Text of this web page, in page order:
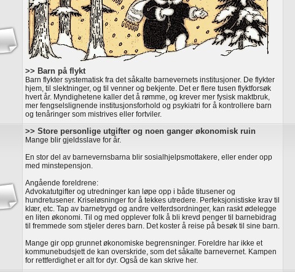
>> Barn på flykt
Barn flykter systematisk fra det såkalte barnevernets institusjoner. De flykter
hjem, til slektninger, og til venner og bekjente. Det er flere tusen flyktforsøk
hvert år. Myndighetene kaller det å rømme, og krever mer fysisk maktbruk,
mer fengselslignende institusjonsforhold og psykiatri for å kontrollere barn
og tenåringer som mistrives eller fortviler.
>> Store personlige utgifter og noen ganger økonomisk ruin
Mange blir gjeldsslave for år.
En stor del av barnevernsbarna blir sosialhjelpsmottakere, eller ender opp
med minstepensjon.
Angående foreldrene:
Advokatutgifter og utredninger kan løpe opp i både titusener og
hundretusener. Kriseløsninger for å tekkes utredere. Perfeksjonistiske krav til
klær, etc. Tap av barnetrygd og andre velferdsordninger, kan raskt ødelegge
en liten økonomi. Til og med opplever folk å bli krevd penger til barnebidrag
til fremmede som stjeler deres barn. Det koster å reise på besøk til sine barn.
Mange gir opp grunnet økonomiske begrensninger. Foreldre har ikke et
kommunebudsjett de kan overskride, som det såkalte barnevernet. Kampen
for rettferdighet er alt for dyr. Også de kan skrive her.